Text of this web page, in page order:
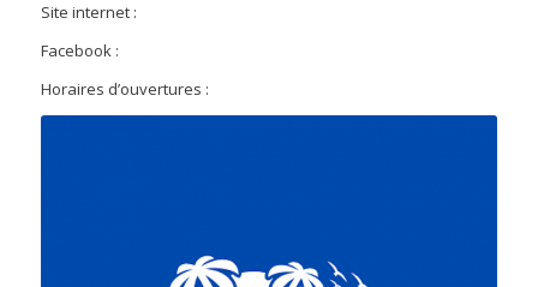
Site internet :
Facebook :
Horaires d’ouvertures :